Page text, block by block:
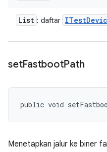
List : daftar ITest
setFastbootPath
public void
Menetapkan jalur ke biner